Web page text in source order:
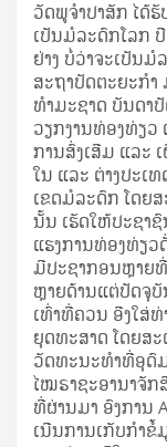
ວັດ​ພູ​ຈຳ­ປາ​ສັກ ໄດ້​
ເປັນ​ມໍ­ລະ­ດົກ​ໂລກ
ຢ່າງ ບໍ່​ວ່າ​ຈະ​ເປັນ​
ສະ­ຖາ­ປັດ­ຕະ­ຍະ­ກ
ທຳ​ມະ​ຊາດ ບັນ­ດາ​
ວຽກ​ງານ​ທ່ອງ​ທ່ຽວ
ການ​ສົ່ງ­ເສີມ ແລະ
ໃນ ແລະ ຕ່າງ­ປະ­ເ
ເຂດ​ມໍ­ລະ­ດົກ ໂດຍ​
ນັ້ນ ເຮັດ​ໃຫ້​ປະ­ຊາ­
ແຮງ​ການ­ທ່ອງ­ທ່ຽ
ມີ​ປະ­ຊາ­ກອນ​ຫຼາຍ​ທີ່​
ຫຼາຍ​ດ້ານ​ແຕ່​ປັດ­ຈຸ­
ເທົ່າ​ທີ່​ຄວນ ອີງ­ໃສ່​
ຍຸດ​ທະ​ສາດ ໂດຍ​ສ
ວັດ­ທະ­ນະ­ທຳ​ທີ່​ອຸ­ດົ
ໄໝ​ຣາ​ຊະ​ອາ­ນາ­ຈັກ​
ທີ່​ຜ່ານ​ມາ ອົງ­ການ
ເນີນ​ການ​ເກັບ​ກຳ​ຂໍ້​